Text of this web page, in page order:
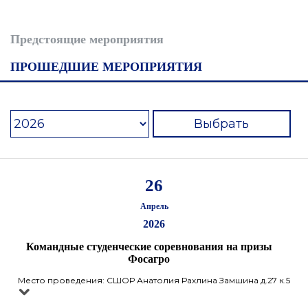
Предстоящие мероприятия
ПРОШЕДШИЕ МЕРОПРИЯТИЯ
Выбрать
26
Апрель
2026
Командные студенческие соревнования на призы
Фосагро
Место проведения: СШОР Анатолия Рахлина Замшина д.27 к.5